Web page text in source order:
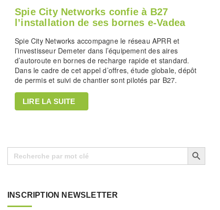
Spie City Networks confie à B27
l’installation de ses bornes e-Vadea
Spie City Networks accompagne le réseau APRR et
l’investisseur Demeter dans l’équipement des aires
d’autoroute en bornes de recharge rapide et standard.
Dans le cadre de cet appel d’offres, étude globale, dépôt
de permis et suivi de chantier sont pilotés par B27.
LIRE LA SUITE
Search
for:
Search Button
INSCRIPTION NEWSLETTER